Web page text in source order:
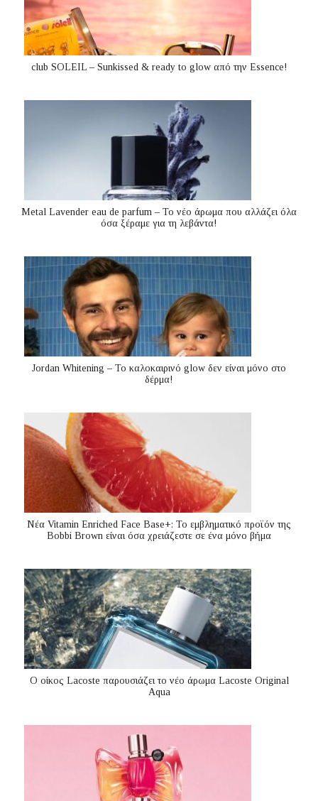
club SOLEIL – Sunkissed & ready to glow από την Essence!
Metal Lavender eau de parfum – Το νέο άρωμα που αλλάζει όλα
όσα ξέραμε για τη λεβάντα!
Jordan Whitening – Το καλοκαιρινό glow δεν είναι μόνο στο
δέρμα!
Nέα Vitamin Enriched Face Base+: Το εμβληματικό προϊόν της
Bobbi Brown είναι όσα χρειάζεστε σε ένα μόνο βήμα
Ο οίκος Lacoste παρουσιάζει το νέο άρωμα Lacoste Original
Aqua